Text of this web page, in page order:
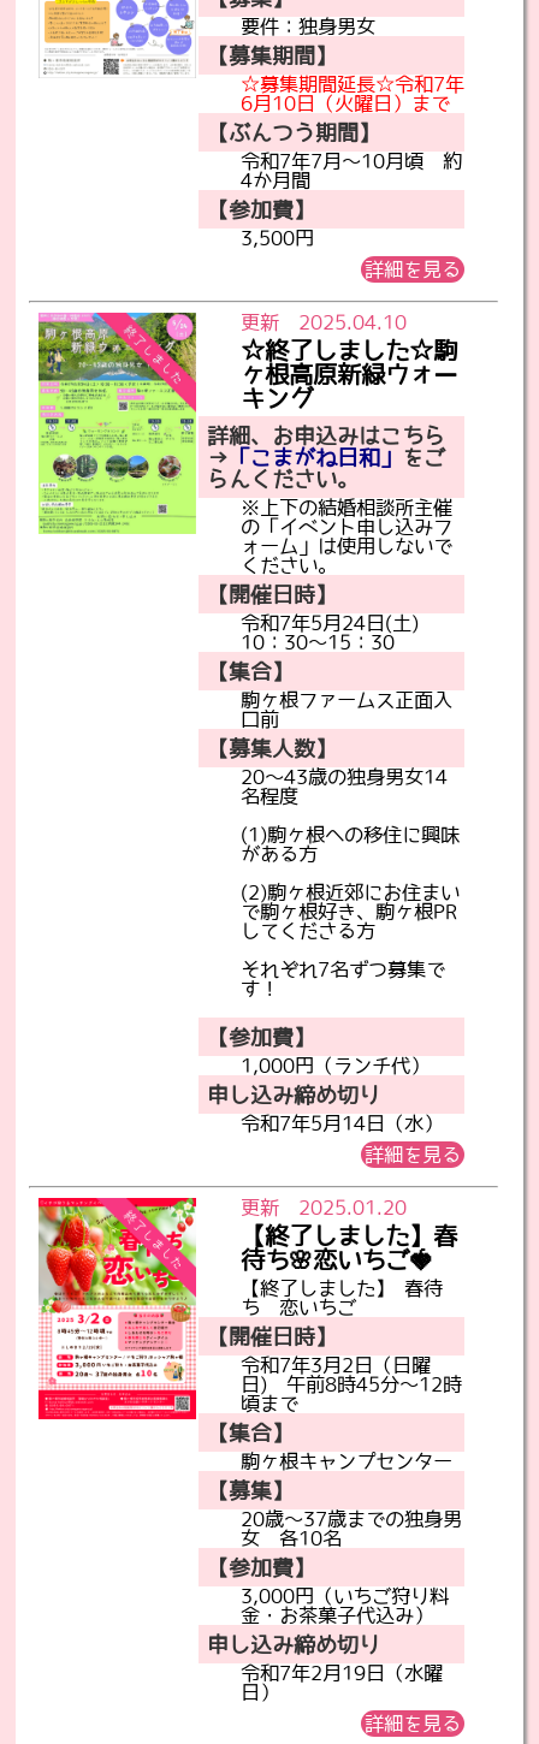
要件：独身男女
【募集期間】
☆募集期間延長☆令和7年
6月10日（火曜日）まで
【ぶんつう期間】
令和7年7月～10月頃 約
4か月間
【参加費】
3,500円
詳細を見る
詳細、お申込みはこちら
→ 「こまがね日和」
をご
らんください。
※上下の結婚相談所主催
の「イベント申し込みフ
ォーム」は使用しないで
ください。
【開催日時】
令和7年5月24日(土)
10：30～15：30
【集合】
駒ヶ根ファームス正面入
口前
【募集人数】
20～43歳の独身男女14
名程度
(1)駒ヶ根への移住に興味
がある方
(2)駒ヶ根近郊にお住まい
で駒ヶ根好き、駒ヶ根PR
してくださる方
それぞれ7名ずつ募集で
す！
【参加費】
1,000円（ランチ代）
申し込み締め切り
令和7年5月14日（水）
詳細を見る
☆終了しました☆駒
ヶ根高原新緑ウォー
キング
更新 2025.04.10
【終了しました】 春待
ち 恋いちご
【開催日時】
令和7年3月2日（日曜
日) 午前8時45分～12時
頃まで
【集合】
駒ヶ根キャンプセンター
【募集】
20歳～37歳までの独身男
女 各10名
【参加費】
3,000円（いちご狩り料
金・お茶菓子代込み）
申し込み締め切り
令和7年2月19日（水曜
日）
詳細を見る
【終了しました】春
待ち🌸恋いちご🍓
更新 2025.01.20